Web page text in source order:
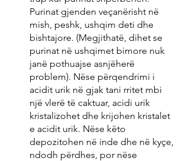
Purinat gjenden veçanërisht në
mish, peshk, ushqim deti dhe
bishtajore. (Megjithatë, dihet se
purinat në ushqimet bimore nuk
janë pothuajse asnjëherë
problem). Nëse përqendrimi i
acidit urik në gjak tani rritet mbi
një vlerë të caktuar, acidi urik
kristalizohet dhe krijohen kristalet
e acidit urik. Nëse këto
depozitohen në inde dhe në kyçe,
ndodh përdhes, por nëse